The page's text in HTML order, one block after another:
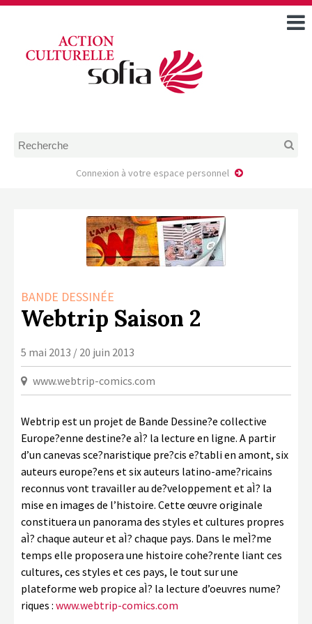
DOSSIERS DE DEMANDE
FAIRE UNE DEMANDE D’AIDE
MODÈLE D’ACCORD DE
PRESTATION
LA CULTURE AVEC LA COPIE
CULTURELLE
CONTACTS
Connexion à votre espace personnel
BANDE DESSINÉE
Webtrip Saison 2
5 mai 2013 / 20 juin 2013
www.webtrip-comics.com
Webtrip est un projet de Bande Dessine?e collective
Europe?enne destine?e aÌ? la lecture en ligne. A partir
d’un canevas sce?naristique pre?cis e?tabli en amont, six
auteurs europe?ens et six auteurs latino-ame?ricains
reconnus vont travailler au de?veloppement et aÌ? la
mise en images de l’histoire. Cette œuvre originale
constituera un panorama des styles et cultures propres
aÌ? chaque auteur et aÌ? chaque pays. Dans le meÌ?me
temps elle proposera une histoire cohe?rente liant ces
cultures, ces styles et ces pays, le tout sur une
plateforme web propice aÌ? la lecture d’oeuvres nume?
riques : www.webtrip-comics.com